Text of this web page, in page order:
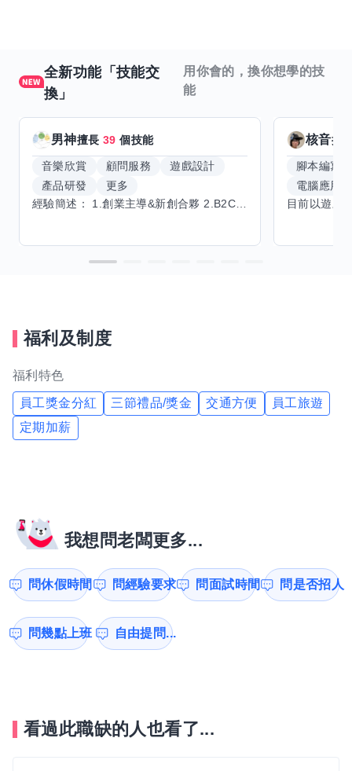
全新功能「技能交
換」
用你會的，換你想學的技
能
男神擅長39 個技能
音樂欣賞 顧問服務
遊戲設計
產品研發
更多
核音擅
腳本編寫
電腦應用
福利及制度
福利特色
員工獎金分紅 三節禮品/獎金 交通方便
員工旅遊
定期加薪
我想問老闆更多...
問休假時間 問經驗要求 問面試時間 問是否招人
問幾點上班 自由提問...
看過此職缺的人也看了...